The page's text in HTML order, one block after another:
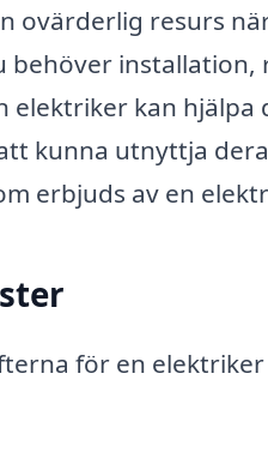
ovärderlig resurs
behöver
elektriker kan
kunna utnyttja
erbjuds av en
för en